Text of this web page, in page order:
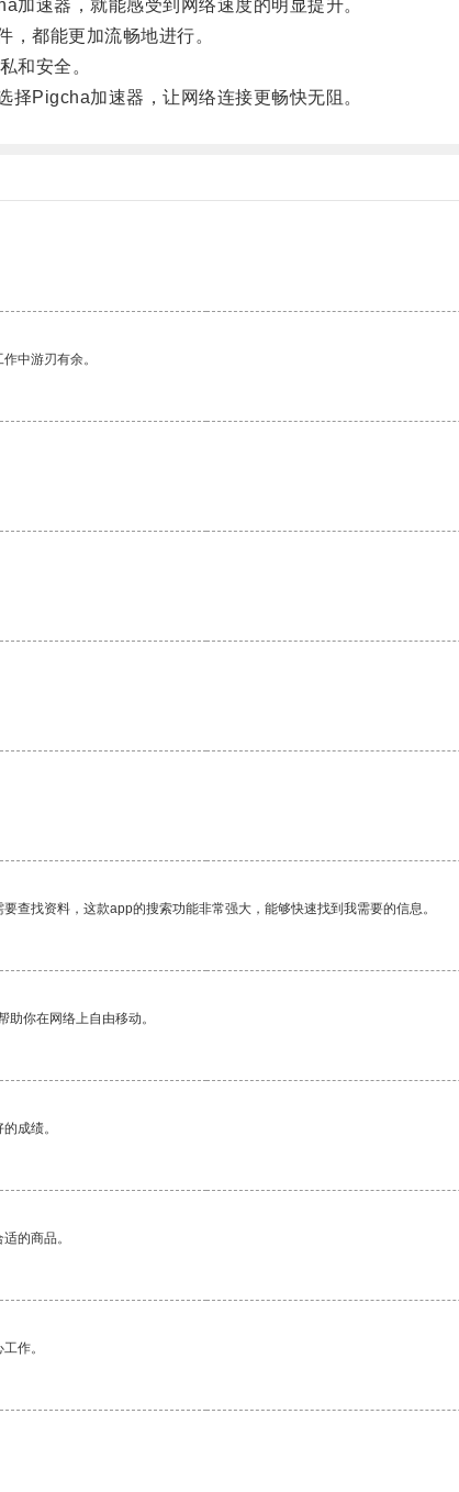
速器，就能感受到网络速度的明显提升。
都能更加流畅地进行。
和安全。
Pigcha加速器，让网络连接更畅快无阻。
中游刃有余。
查找资料，这款app的搜索功能非常强大，能够快速找到我需要的信息。
你在网络上自由移动。
成绩。
的商品。
作。